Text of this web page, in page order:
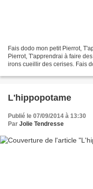
Fais dodo mon petit Pierrot,
Pierrot, T'apprendrai à faire
irons cueillir des cerises. Fais
L'hippopotame
Publié le 07/09/2014 à 13:30
Par Jolie Tendresse